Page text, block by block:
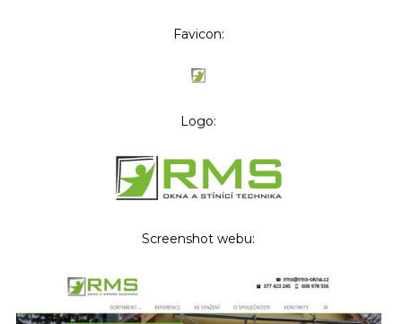
Favicon:
Logo:
Screenshot webu: